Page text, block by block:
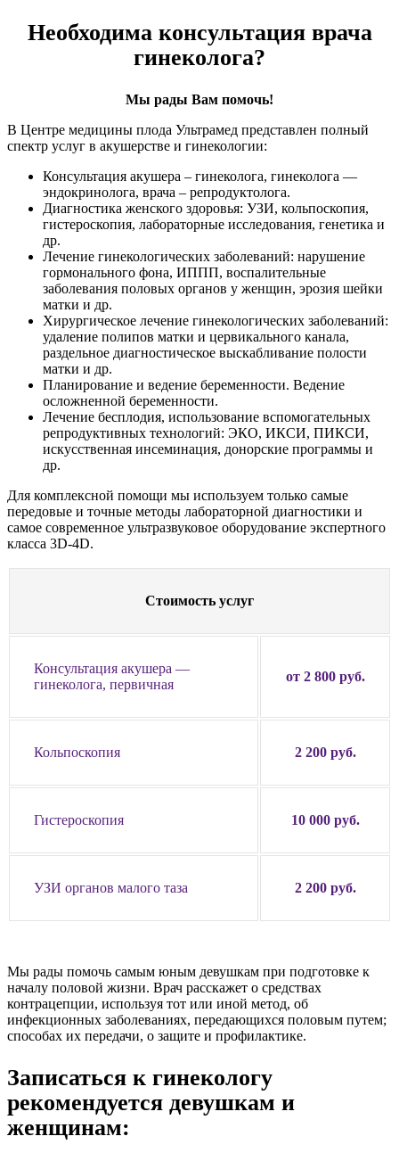
Необходима консультация врача
гинеколога?
Мы рады Вам помочь!
В Центре медицины плода Ультрамед представлен полный
спектр услуг в акушерстве и гинекологии:
Консультация акушера – гинеколога, гинеколога —
эндокринолога, врача – репродуктолога.
Диагностика женского здоровья: УЗИ, кольпоскопия,
гистероскопия, лабораторные исследования, генетика и
др.
Лечение гинекологических заболеваний: нарушение
гормонального фона, ИППП, воспалительные
заболевания половых органов у женщин, эрозия шейки
матки и др.
Хирургическое лечение гинекологических заболеваний:
удаление полипов матки и цервикального канала,
раздельное диагностическое выскабливание полости
матки и др.
Планирование и ведение беременности. Ведение
осложненной беременности.
Лечение бесплодия, использование вспомогательных
репродуктивных технологий: ЭКО, ИКСИ, ПИКСИ,
искусственная инсеминация, донорские программы и
др.
Для комплексной помощи мы используем только самые
передовые и точные методы лабораторной диагностики и
самое современное ультразвуковое оборудование экспертного
класса 3D-4D.
Стоимость услуг
Консультация акушера —
гинеколога, первичная
от 2 800 руб.
Кольпоскопия 2 200 руб.
Гистероскопия 10 000 руб.
УЗИ органов малого таза 2 200 руб.
Мы рады помочь самым юным девушкам при подготовке к
началу половой жизни. Врач расскажет о средствах
контрацепции, используя тот или иной метод, об
инфекционных заболеваниях, передающихся половым путем;
способах их передачи, о защите и профилактике.
Записаться к гинекологу
рекомендуется девушкам и
женщинам: